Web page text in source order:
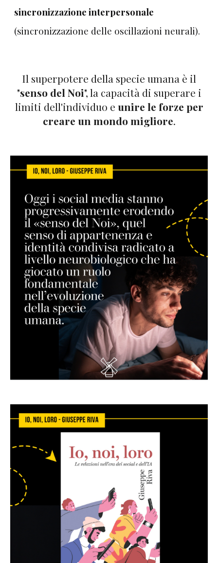
sincronizzazione interpersonale
(sincronizzazione delle oscillazioni neurali).
Il superpotere della specie umana è il
"senso del Noi", la capacità di superare i
limiti dell'individuo e unire le forze per
creare un mondo migliore.